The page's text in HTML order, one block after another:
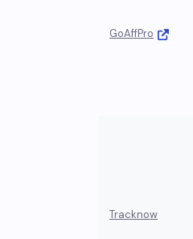
GoAffPro
Tracknow